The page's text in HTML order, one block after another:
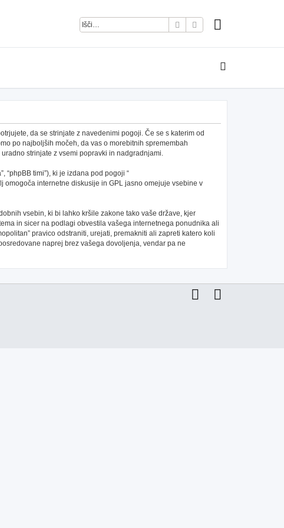
IskanjeNapredno iskanje
da se strinjate z navedenimi pogoji. Če se s katerim od
po najboljših močeh, da vas o morebitnih spremembah
strinjate z vsemi popravki in nadgradnjami.
“phpBB timi”), ki je izdana pod pogoji “
omogoča internetne diskusije in GPL jasno omejuje vsebine v
vsebin, ki bi lahko kršile zakone tako vaše države, kjer
in sicer na podlagi obvestila vašega internetnega ponudnika ali
pravico odstraniti, urejati, premakniti ali zapreti katero koli
naprej brez vašega dovoljenja, vendar pa ne